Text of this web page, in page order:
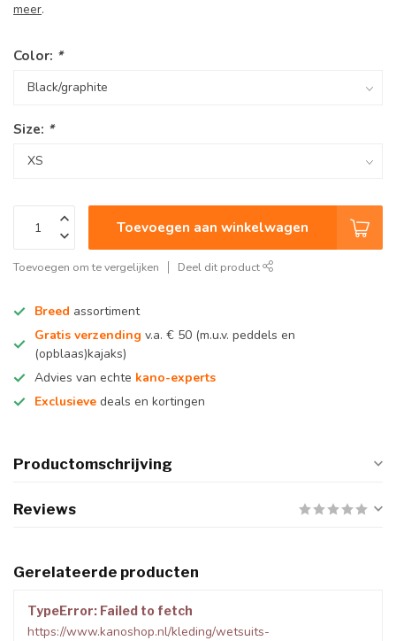
meer.
Color: *
Size: *
Toevoegen aan winkelwagen
Toevoegen om te vergelijken Deel dit product
Breed assortiment
Gratis verzending v.a. € 50 (m.u.v. peddels en
(opblaas)kajaks)
Advies van echte kano-experts
Exclusieve deals en kortingen
Productomschrijving
Reviews
Gerelateerde producten
TypeError: Failed to fetch
https://www.kanoshop.nl/kleding/wetsuits-